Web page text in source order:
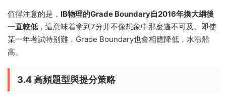
值得注意的是， IB物理的Grade Boundary自2016年換大綱後
一直較低 ，這意味着拿到7分并不像想象中那麽遙不可及。即使
某一年考試特别難，Grade Boundary也會相應降低，水漲船
高。
3.4 高頻題型與提分策略